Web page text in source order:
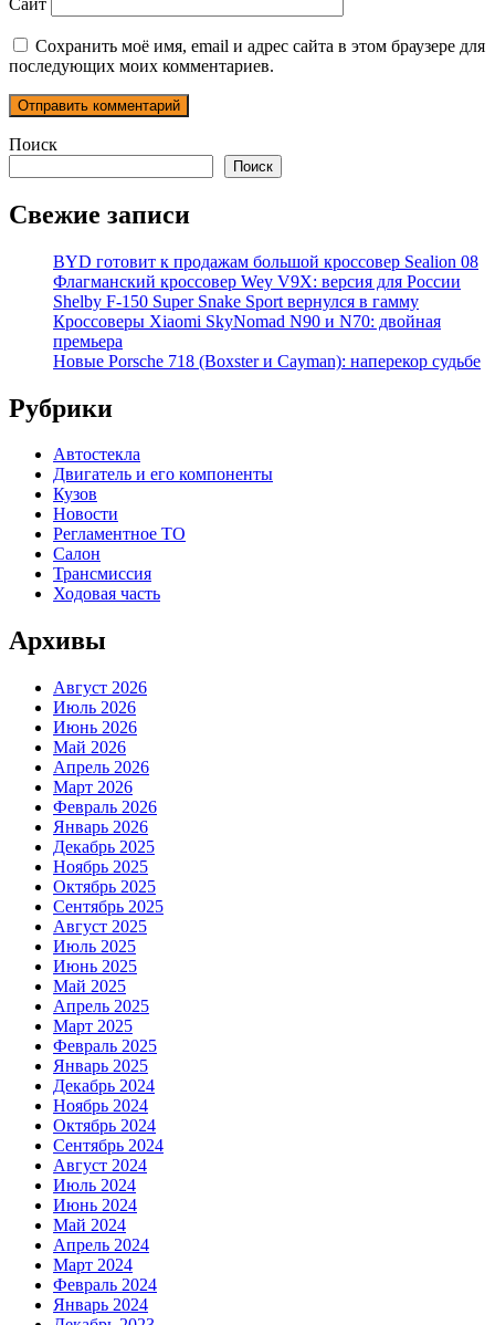
Сохранить моё имя, email и адрес сайта в этом браузере для
последующих моих комментариев.
Поиск
Поиск
Свежие записи
BYD готовит к продажам большой кроссовер Sealion 08
Флагманский кроссовер Wey V9X: версия для России
Shelby F-150 Super Snake Sport вернулся в гамму
Кроссоверы Xiaomi SkyNomad N90 и N70: двойная
премьера
Новые Porsche 718 (Boxster и Cayman): наперекор судьбе
Рубрики
Автостекла
Двигатель и его компоненты
Кузов
Новости
Регламентное ТО
Салон
Трансмиссия
Ходовая часть
Архивы
Август 2026
Июль 2026
Июнь 2026
Май 2026
Апрель 2026
Март 2026
Февраль 2026
Январь 2026
Декабрь 2025
Ноябрь 2025
Октябрь 2025
Сентябрь 2025
Август 2025
Июль 2025
Июнь 2025
Май 2025
Апрель 2025
Март 2025
Февраль 2025
Январь 2025
Декабрь 2024
Ноябрь 2024
Октябрь 2024
Сентябрь 2024
Август 2024
Июль 2024
Июнь 2024
Май 2024
Апрель 2024
Март 2024
Февраль 2024
Январь 2024